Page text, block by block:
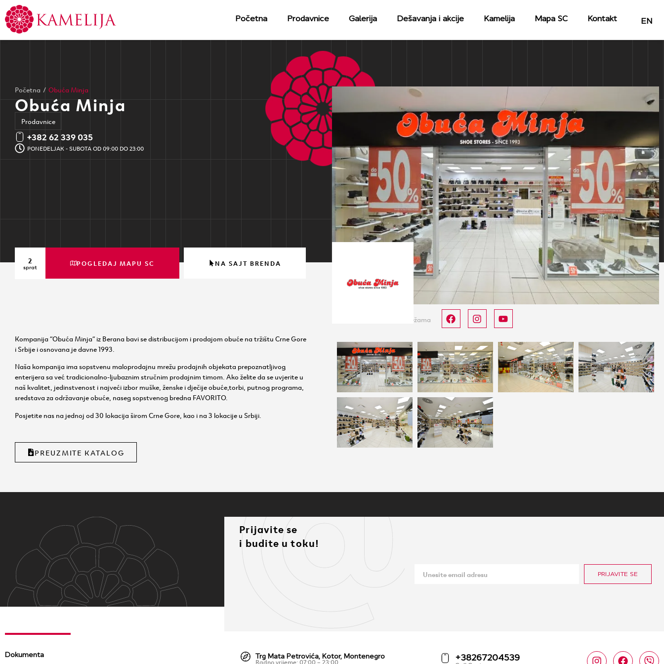
Početna Prodavnice Galerija Dešavanja i akcije Kamelija Mapa SC Kontakt EN
Početna / Obuća Minja
Obuća Minja
Prodavnice
+382 62 339 035
PONEDELJAK - SUBOTA OD 09:00 DO 23:00
2
sprat POGLEDAJ MAPU SC NA SAJT BRENDA
Kompanija “Obuća Minja“ iz Berana bavi se distribucijom i prodajom obuće na tržištu Crne Gore
i Srbije i osnovana je davne 1993.
Naša kompanija ima sopstvenu maloprodajnu mrežu prodajnih objekata prepoznatljivog
enterijera sa već tradicionalno-ljubaznim stručnim prodajnim timom. Ako želite da se uvjerite u
naš kvalitet, jedinstvenost i najveći izbor muške, ženske i dječije obuće,torbi, putnog programa,
sredstava za održavanje obuće, naseg sopstvenog bredna FAVORITO.
Posjetite nas na jednoj od 30 lokacija širom Crne Gore, kao i na 3 lokacije u Srbiji.
PREUZMITE KATALOG
Brend na društvenim mrežama
Prijavite se
i budite u toku!
PRIJAVITE SE
Dokumenta Trg Mata Petrovića, Kotor, Montenegro
Radno vrijeme: 07:00 – 23:00 +38267204539